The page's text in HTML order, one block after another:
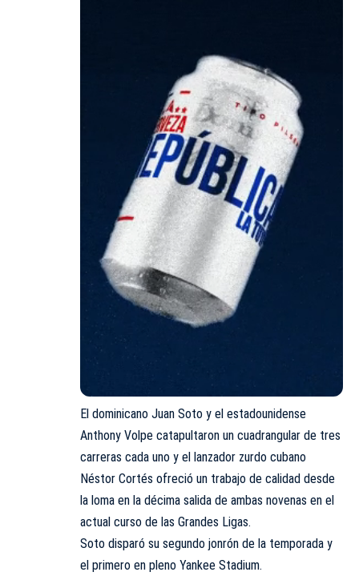
El dominicano Juan Soto y el estadounidense
Anthony Volpe catapultaron un cuadrangular de tres
carreras cada uno y el lanzador zurdo cubano
Néstor Cortés ofreció un trabajo de calidad desde
la loma en la décima salida de ambas novenas en el
actual curso de las Grandes Ligas.
Soto disparó su segundo jonrón de la temporada y
el primero en pleno Yankee Stadium.